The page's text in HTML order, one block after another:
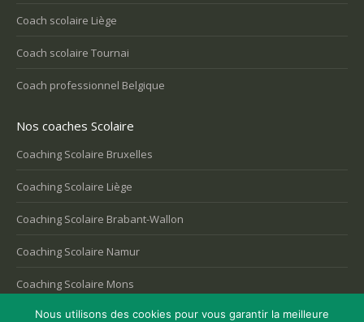
Coach scolaire Liège
Coach scolaire Tournai
Coach professionnel Belgique
Nos coaches Scolaire
Coaching Scolaire Bruxelles
Coaching Scolaire Liège
Coaching Scolaire Brabant-Wallon
Coaching Scolaire Namur
Coaching Scolaire Mons
Nous utilisons des cookies pour vous garantir la meilleure